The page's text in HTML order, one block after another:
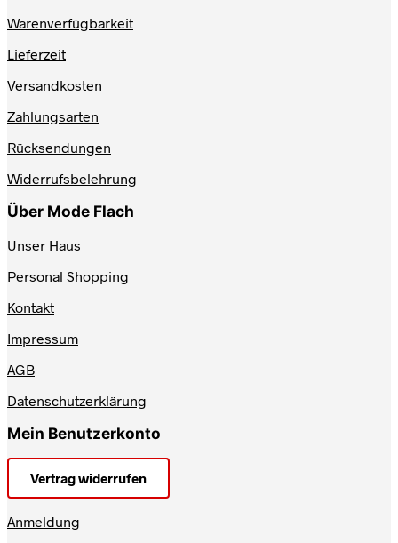
Warenverfügbarkeit
Lieferzeit
Versandkosten
Zahlungsarten
Rücksendungen
Widerrufsbelehrung
Über Mode Flach
Unser Haus
Personal Shopping
Kontakt
Impressum
AGB
Datenschutzerklärung
Mein Benutzerkonto
Vertrag widerrufen
Anmeldung